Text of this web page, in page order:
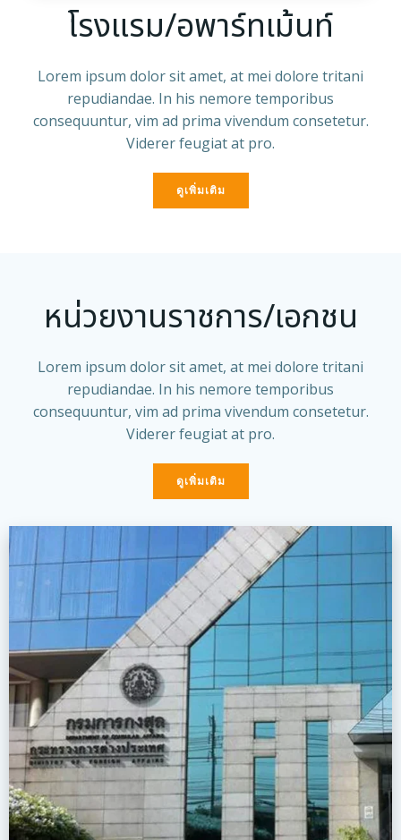
โรงแรม/อพาร์ทเม้นท์
Lorem ipsum dolor sit amet, at mei dolore tritani
repudiandae. In his nemore temporibus
consequuntur, vim ad prima vivendum consetetur.
Viderer feugiat at pro.
ดูเพิ่มเติม
หน่วยงานราชการ/เอกชน
Lorem ipsum dolor sit amet, at mei dolore tritani
repudiandae. In his nemore temporibus
consequuntur, vim ad prima vivendum consetetur.
Viderer feugiat at pro.
ดูเพิ่มเติม